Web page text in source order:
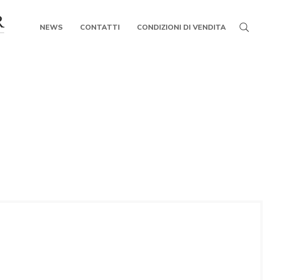
NEWS CONTATTI CONDIZIONI DI VENDITA